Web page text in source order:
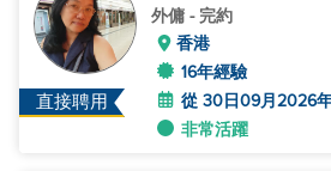
直接聘用
外傭 - 完約
香港
16年經驗
從 30日09月2026
非常活躍